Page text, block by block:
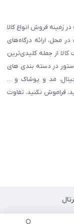
زمینه فروش انواع کالا
محل، ارائه درگاه‌های
از جمله کلیدی‌ترین
در دسته بندی های
مد و پوشاک و ...
فراموش نکنید، تفاوت